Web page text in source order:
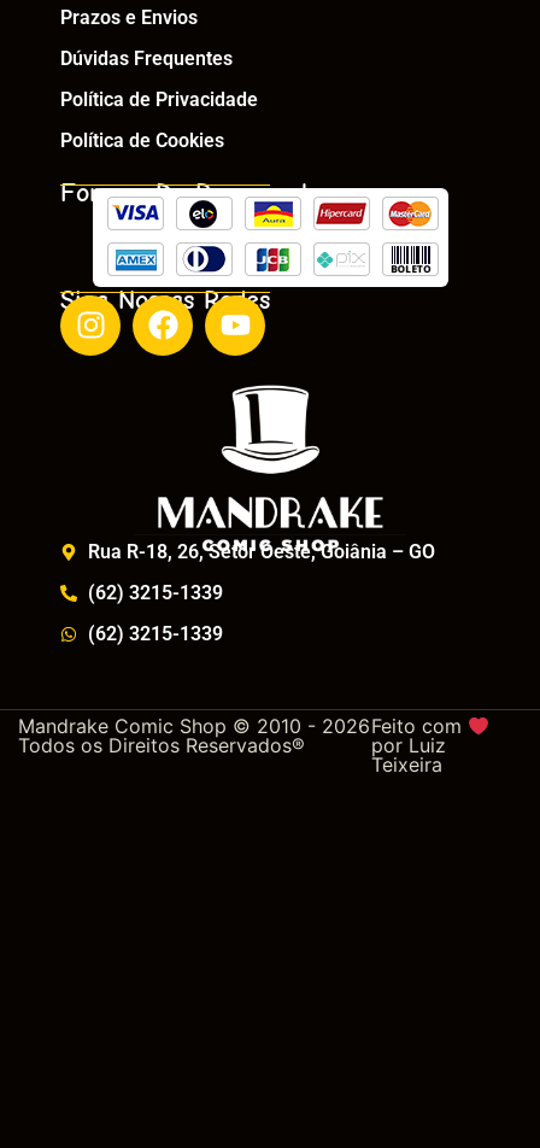
Prazos e Envios
Dúvidas Frequentes
Política de Privacidade
Política de Cookies
Formas De Pagamento
Siga Nossas Redes
Rua R-18, 26, Setor Oeste, Goiânia – GO
(62) 3215-1339
(62) 3215-1339
Mandrake Comic Shop © 2010 - 2026
Todos os Direitos Reservados®
Feito com
por Luiz
Teixeira